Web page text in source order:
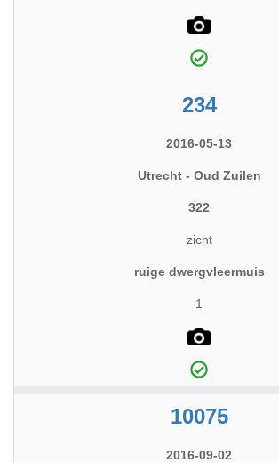
234
2016-05-13
Utrecht - Oud Zuilen
322
zicht
ruige dwergvleermuis
1
10075
2016-09-02